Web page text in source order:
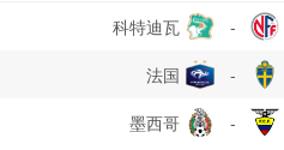
科特迪瓦 -
法国 -
墨西哥 -